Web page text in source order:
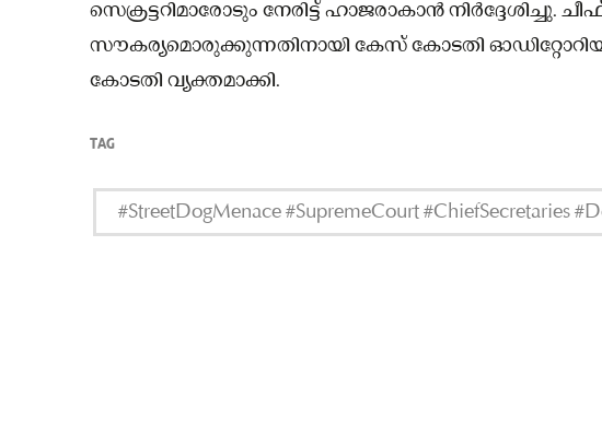
സെക്രട്ടറിമാരോടും നേരിട്ട് ഹാജരാകാൻ നിർദ്ദേശിച്ചു.
സൗകര്യമൊരുക്കുന്നതിനായി കേസ് കോടതി
കോടതി വ്യക്തമാക്കി.
TAG
#StreetDogMenace #SupremeCourt #ChiefSecretaries